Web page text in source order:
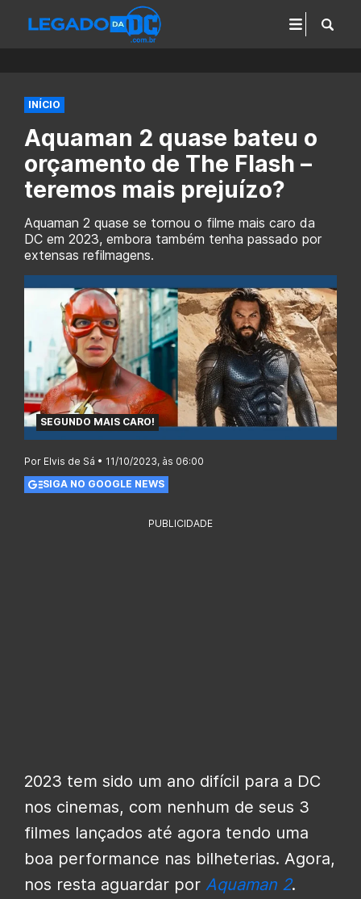
INÍCIO
Aquaman 2 quase bateu o
orçamento de The Flash –
teremos mais prejuízo?
Aquaman 2 quase se tornou o filme mais caro da
DC em 2023, embora também tenha passado por
extensas refilmagens.
SEGUNDO MAIS CARO!
Por Elvis de Sá • 11/10/2023, às 06:00
SIGA NO GOOGLE NEWS
PUBLICIDADE
2023 tem sido um ano difícil para a DC
nos cinemas, com nenhum de seus 3
filmes lançados até agora tendo uma
boa performance nas bilheterias. Agora,
nos resta aguardar por Aquaman 2.